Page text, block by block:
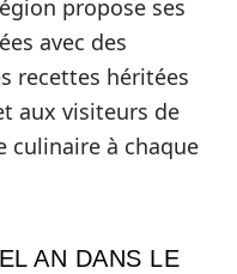
propose ses
avec des
recettes héritées
aux visiteurs de
culinaire à chaque
AN DANS LE